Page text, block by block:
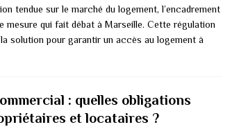
tendue sur le marché du logement, l’encadrement
mesure qui fait débat à Marseille. Cette régulation
solution pour garantir un accès au logement à
: quelles obligations
et locataires ?